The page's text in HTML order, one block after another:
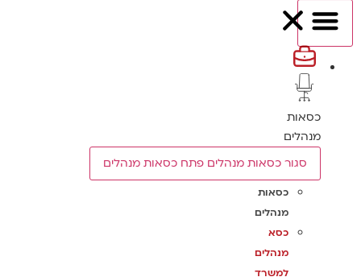
כסאות
מנהלים
סגור כסאות מנהלים פתח כסאות מנהלים
כסאות
מנהלים
כסא
מנהלים
למשרד